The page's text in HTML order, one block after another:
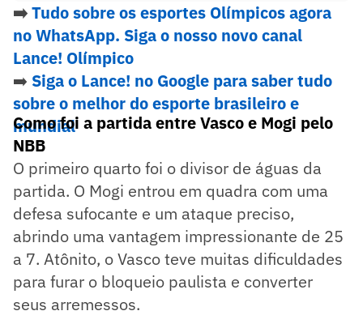
➡️Tudo sobre os esportes Olímpicos agora
no WhatsApp. Siga o nosso novo canal
Lance! Olímpico
➡️ Siga o Lance! no Google para saber tudo
sobre o melhor do esporte brasileiro e
mundial
Como foi a partida entre Vasco e Mogi pelo
NBB
O primeiro quarto foi o divisor de águas da
partida. O Mogi entrou em quadra com uma
defesa sufocante e um ataque preciso,
abrindo uma vantagem impressionante de 25
a 7. Atônito, o Vasco teve muitas dificuldades
para furar o bloqueio paulista e converter
seus arremessos.